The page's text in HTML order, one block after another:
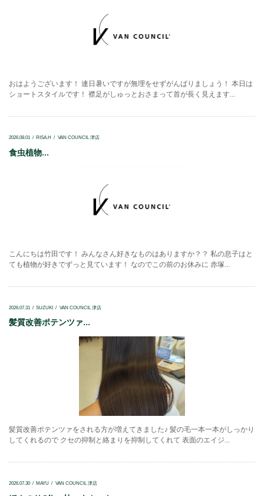
おはようございます！ 連日暑いですが無理をせずがんばりましょう！ 本日は
ショートスタイルです！ 襟足がしゅっとおさまって首が長く見えます...
2026.08.01 RISA.H VAN COUNCIL 津店
食虫植物...
こんにちは竹田です！ みんなさん好きなものはありますか？？ 私の息子はと
ても植物が好きでずっと見ています！ なのでこの前のお休みに 赤塚...
2026.07.31 SUZUKI VAN COUNCIL 津店
髪質改善ポテンツァ...
髪質改善ポテンツァをされる方が増えてきました♪ 髪の毛一本一本がしっかり
してくれるので クセの抑制と絡まりを抑制してくれて 表面のエイジ...
2026.07.30 MAYU VAN COUNCIL 津店